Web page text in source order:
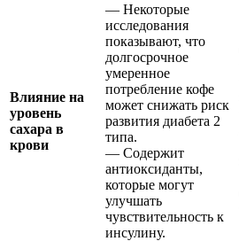
Влияние на
уровень
сахара в
крови
— Некоторые
исследования
показывают, что
долгосрочное
умеренное
потребление кофе
может снижать риск
развития диабета 2
типа.
— Содержит
антиоксиданты,
которые могут
улучшать
чувствительность к
инсулину.